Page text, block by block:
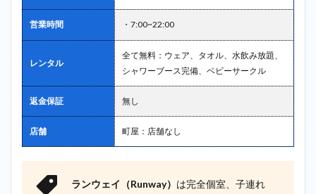
営業時間 ・7:00~22:00
レンタル
全て無料：ウェア、タオル、水飲み放題、
シャワーブース完備、ベビーサークル
返金保証 無し
店舗 町屋：店舗なし
ランウェイ（Runway） は完全個室、子連れ